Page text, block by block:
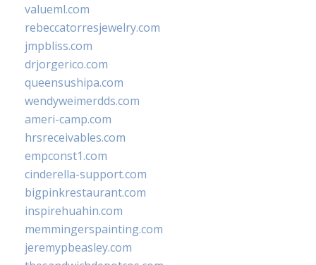
valueml.com
rebeccatorresjewelry.com
jmpbliss.com
drjorgerico.com
queensushipa.com
wendyweimerdds.com
ameri-camp.com
hrsreceivables.com
empconst1.com
cinderella-support.com
bigpinkrestaurant.com
inspirehuahin.com
memmingerspainting.com
jeremypbeasley.com